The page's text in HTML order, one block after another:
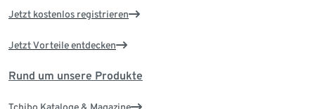
Jetzt kostenlos registrieren
Jetzt Vorteile entdecken
Rund um unsere Produkte